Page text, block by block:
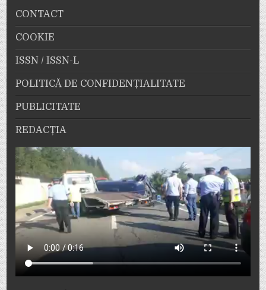
CONTACT
COOKIE
ISSN / ISSN-L
POLITICĂ DE CONFIDENȚIALITATE
PUBLICITATE
REDACȚIA